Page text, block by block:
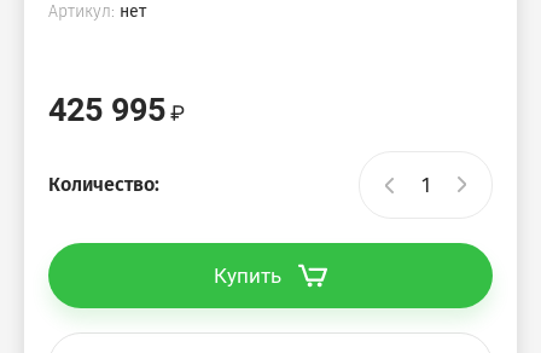
Артикул: нет
425 995
Количество:
Купить